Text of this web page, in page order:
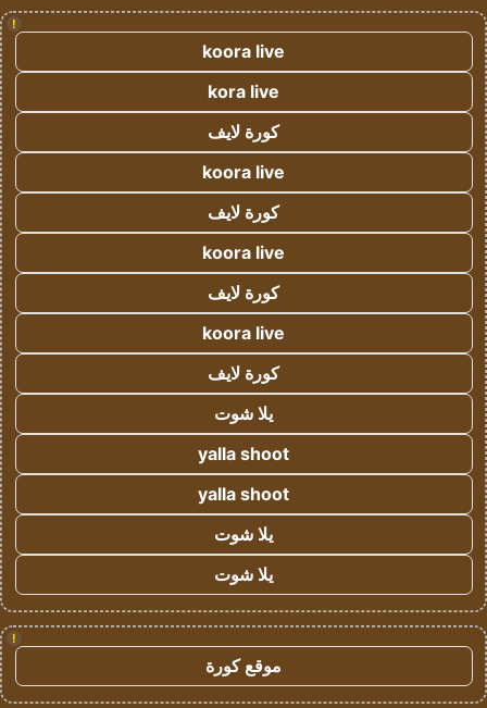
!
koora live
kora live
كورة لايف
koora live
كورة لايف
koora live
كورة لايف
koora live
كورة لايف
يلا شوت
yalla shoot
yalla shoot
يلا شوت
يلا شوت
!
موقع كورة